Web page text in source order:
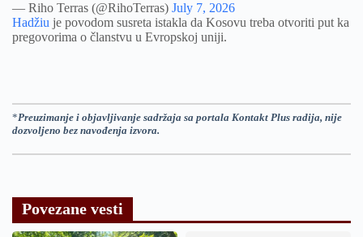
— Riho Terras (@RihoTerras) July 7, 2026
Hadžiu je povodom susreta istakla da Kosovu treba otvoriti put ka
pregovorima o članstvu u Evropskoj uniji.
*Preuzimanje i objavljivanje sadržaja sa portala Kontakt Plus radija, nije
dozvoljeno bez navođenja izvora.
Povezane vesti